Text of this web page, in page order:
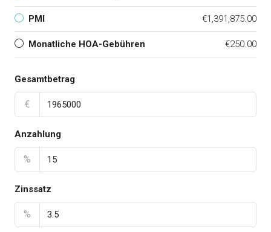
PMI €1,391,875.00
Monatliche HOA-Gebühren €250.00
Gesamtbetrag
€
Anzahlung
%
Zinssatz
%